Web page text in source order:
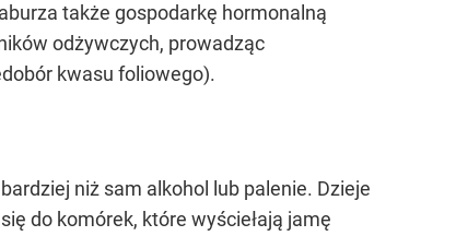
także gospodarkę hormonalną
odżywczych, prowadząc
kwasu foliowego).
niż sam alkohol lub palenie. Dzieje
do komórek, które wyściełają jamę